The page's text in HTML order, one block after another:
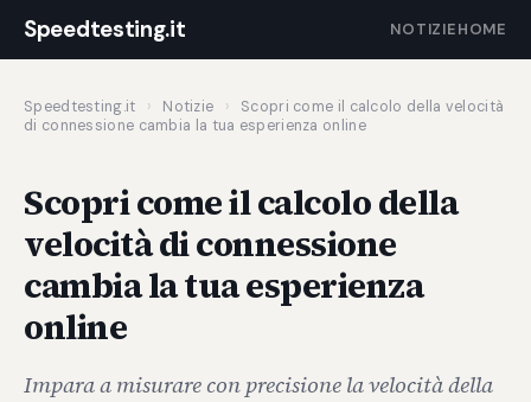
Speedtesting.it NOTIZIEHOME
Speedtesting.it › Notizie ›
Scopri come il calcolo della velocità
di connessione cambia la tua esperienza online
Scopri come il calcolo della
velocità di connessione
cambia la tua esperienza
online
Impara a misurare con precisione la velocità della